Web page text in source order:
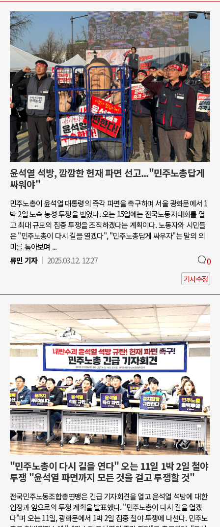
윤석열 석방, 깜깜한 헌재 파면 선고..."민주노총답게
싸워야"
민주노총이 윤석열 대통령의 즉각 파면을 촉구하며 서울 광화문에서 1
박 2일 노숙 농성 투쟁을 벌였다. 오는 15일에는 전국노동자대회를 열
고 최대 규모의 집중 투쟁을 조직하겠다는 계획이다. 노동자와 시민들
은 "민주노총이 다시 길을 열겠다", "민주노총답게 싸우자"는 말의 의
미를 톺아보며 ...
류민 기자
2025.03.12. 12:27 0
기사수정
"민주노총이 다시 길을 연다" 오는 11일 1박 2일 철야
투쟁 "윤석열 파면까지 모든 것을 걸고 투쟁할 것"
전국민주노동조합총연맹은 긴급 기자회견을 열고 윤석열 석방에 대한
입장과 앞으로의 투쟁 계획을 발표했다. "민주노총이 다시 길을 열겠
다"며 오는 11일, 광화문에서 1박 2일 집중 철야 투쟁에 나선다. 민주노